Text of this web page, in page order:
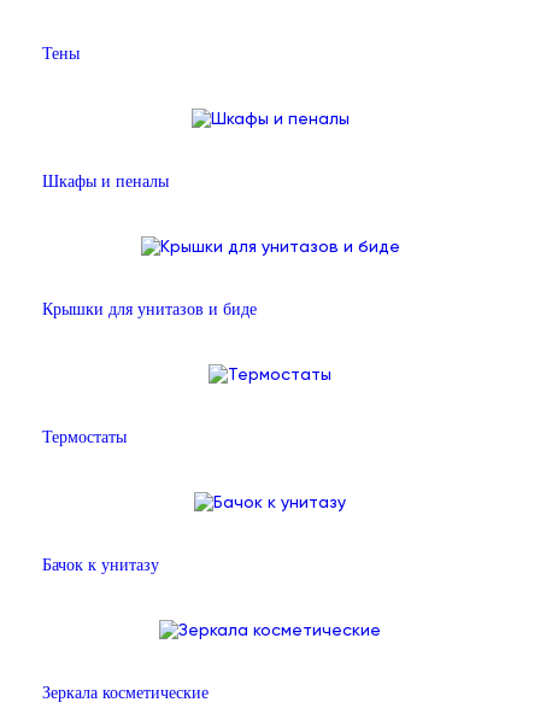
Тены
Шкафы и пеналы
Крышки для унитазов и биде
Термостаты
Бачок к унитазу
Зеркала косметические